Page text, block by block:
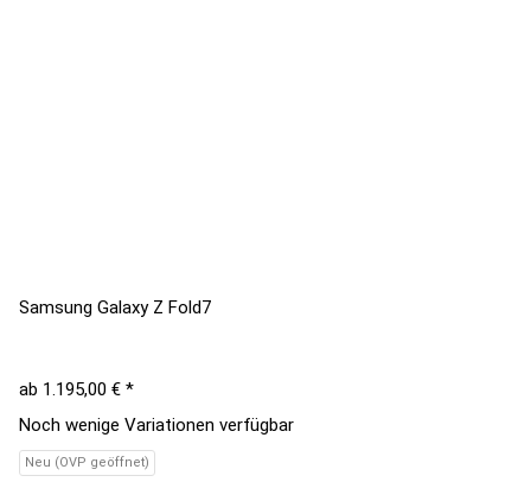
Samsung Galaxy Z Fold7
ab 1.195,00 € *
Noch wenige Variationen verfügbar
Neu (OVP geöffnet)